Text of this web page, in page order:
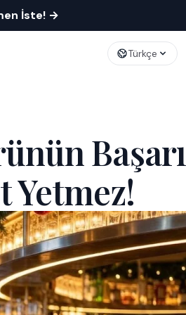
İste! →
Türkçe
Başarı
Yetmez!